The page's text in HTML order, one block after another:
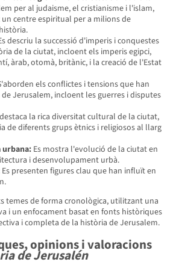
per al judaisme, el cristianisme i l'islam,
centre espiritual per a milions de
descriu la successió d'imperis i conquestes
de la ciutat, incloent els imperis egipci,
àrab, otomà, britànic, i la creació de l'Estat
els conflictes i tensions que han
Jerusalem, incloent les guerres i disputes
la rica diversitat cultural de la ciutat,
de diferents grups ètnics i religiosos al llarg
Es mostra l'evolució de la ciutat en
i desenvolupament urbà.
Es presenten figures clau que han influït en
temes de forma cronològica, utilitzant una
i un enfocament basat en fonts històriques
i completa de la història de Jerusalem.
opinions i valoracions
de Jerusalén